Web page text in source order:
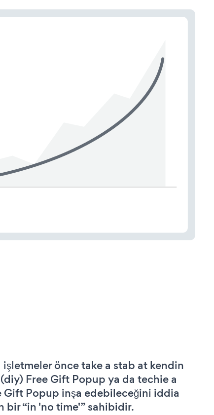
işletmeler önce take a stab at kendin
Free Gift Popup ya da techie a
Gift Popup inşa edebileceğini iddia
bir “in 'no time'” sahibidir.